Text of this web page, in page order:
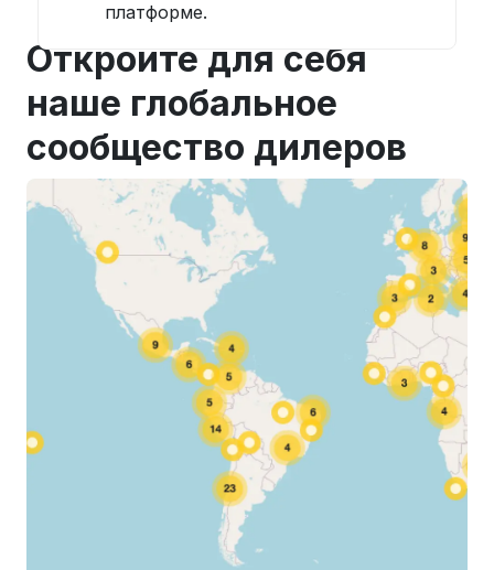
платформе.
Откройте для себя
наше глобальное
сообщество дилеров